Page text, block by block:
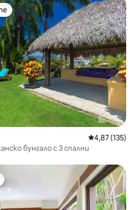
на гостите
Средна
4,87 (135)
бунгало с 3 спални